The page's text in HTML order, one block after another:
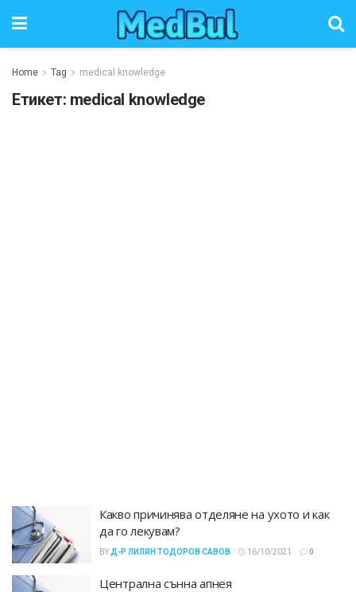
Home Tag medical knowledge
Етикет: medical knowledge
Какво причинява отделяне на ухото и как
да го лекувам?
BY Д-Р ЛИЛЯН ТОДОРОВ САВОВ 16/10/2021 0
Централна сънна апнея